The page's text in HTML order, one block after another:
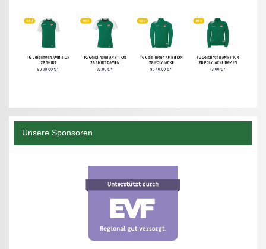
Unsere Sponsoren